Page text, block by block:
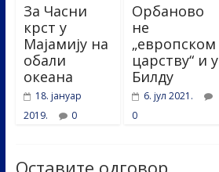
За Часни
крст у
Мајамију на
обали
океана
18. јануар
2019.
0
Орбаново
не
„европском
царству“ и у
Билду
6. јул 2021.
0